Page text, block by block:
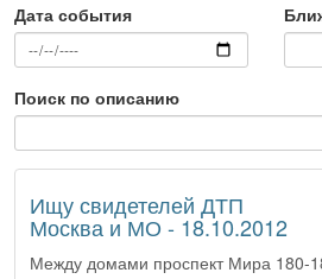
Дата события
Поиск по описанию
Ищу свидетелей ДТП
Москва и МО - 18.10.2012
Между домами проспект Мира 180-